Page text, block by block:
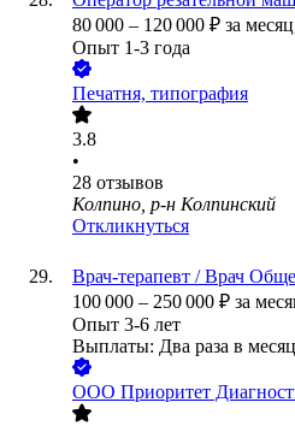
80 000 – 120 000 ₽ за
Опыт 1-3 года
Печатня, типография
3.8
•
28 отзывов
Колпино, р-н Колпинский
Откликнуться
Врач-терапевт / Врач
100 000 – 250 000 ₽ за
Опыт 3-6 лет
Выплаты: Два раза в месяц
ООО Приоритет